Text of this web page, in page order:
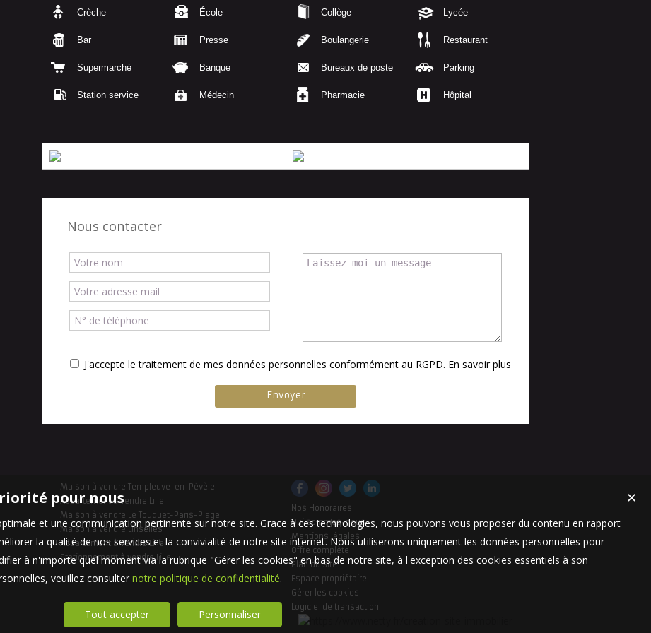
Crèche École Collège Lycée
Bar Presse Boulangerie Restaurant
Supermarché Banque Bureaux de poste Parking
Station service Médecin Pharmacie Hôpital
Nous contacter
J'accepte le traitement de mes données personnelles conformément au RGPD. En savoir plus
Maison à vendre Templeuve-en-Pévèle
Appartement à vendre Lille
Maison à vendre Le Touquet-Paris-Plage
Maison à vendre Linselles
Appartement à vendre Lille
Stationnement à vendre Lille
Nos Honoraires
Qui sommes-nous
Mentions légales
Offre complète
Plan du site
Espace propriétaire
Gérer les cookies
Logiciel de transaction
✕
pour nous
et une communication pertinente sur notre site. Grace à ces technologies, nous pouvons vous proposer du contenu en rapport
la qualité de nos services et la convivialité de notre site internet. Nous utiliserons uniquement les données personnelles pour
à n'importe quel moment via la rubrique "Gérer les cookies" en bas de notre site, à l'exception des cookies essentiels à son
veuillez consulter notre politique de confidentialité.
Tout accepter Personnaliser